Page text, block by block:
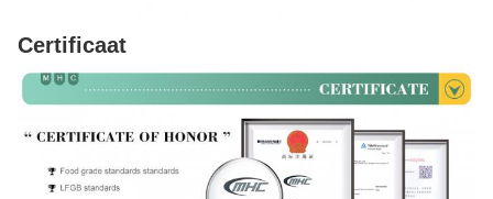
Certificaat